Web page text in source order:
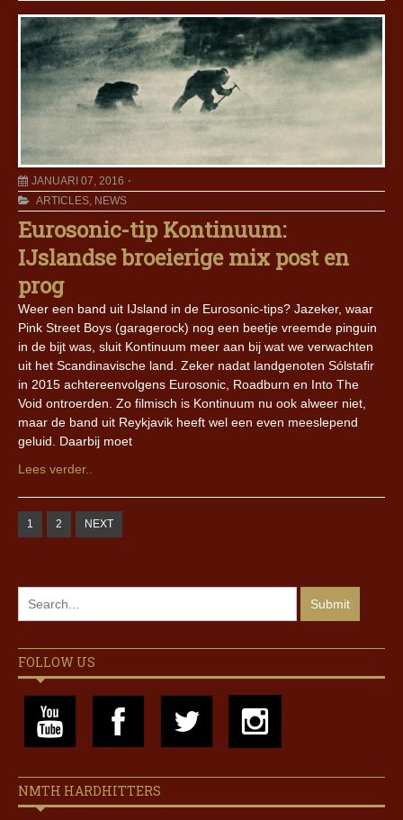
JANUARI 07, 2016
ARTICLES, NEWS
Eurosonic-tip Kontinuum:
IJslandse broeierige mix post en
prog
Weer een band uit IJsland in de Eurosonic-tips? Jazeker, waar
Pink Street Boys (garagerock) nog een beetje vreemde pinguin
in de bijt was, sluit Kontinuum meer aan bij wat we verwachten
uit het Scandinavische land. Zeker nadat landgenoten Sólstafir
in 2015 achtereenvolgens Eurosonic, Roadburn en Into The
Void ontroerden. Zo filmisch is Kontinuum nu ook alweer niet,
maar de band uit Reykjavik heeft wel een even meeslepend
geluid. Daarbij moet
Lees verder..
1 2 NEXT
FOLLOW US
NMTH HARDHITTERS